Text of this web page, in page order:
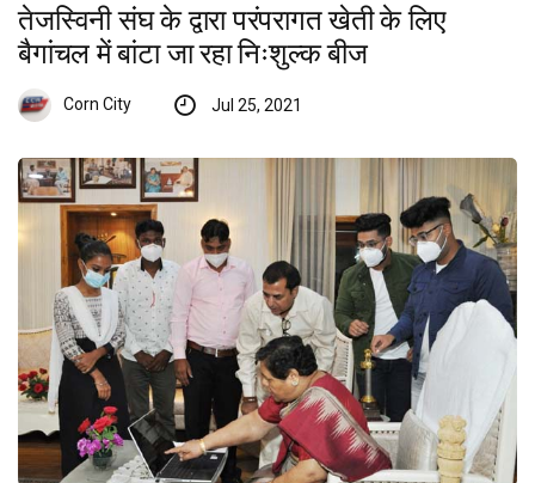
तेजस्विनी संघ के द्वारा परंपरागत खेती के लिए
बैगांचल में बांटा जा रहा निःशुल्क बीज
Corn City Jul 25, 2021